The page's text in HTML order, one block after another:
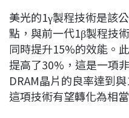
美光的1γ製程技術是該
點，與前一代1β製程技
同時提升15%的效能。
提高了30%，這是一項
DRAM晶片的良率達到
這項技術有望轉化為相